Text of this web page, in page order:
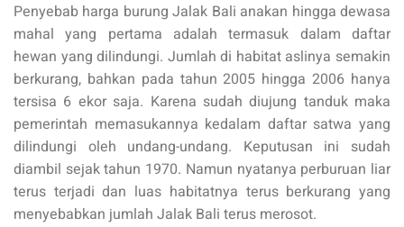
Penyebab harga burung Jalak Bali anakan hingga dewasa
mahal yang pertama adalah termasuk dalam daftar
hewan yang dilindungi. Jumlah di habitat aslinya semakin
berkurang, bahkan pada tahun 2005 hingga 2006 hanya
tersisa 6 ekor saja. Karena sudah diujung tanduk maka
pemerintah memasukannya kedalam daftar satwa yang
dilindungi oleh undang-undang. Keputusan ini sudah
diambil sejak tahun 1970. Namun nyatanya perburuan liar
terus terjadi dan luas habitatnya terus berkurang yang
menyebabkan jumlah Jalak Bali terus merosot.